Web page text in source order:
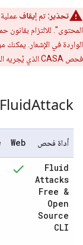
تحذير: تم إيقاف
الواردة في الإشعار.
فحص CASA الذي يُجريه المختبر.
FluidAttack
أداة فحص Web
Fluid
Attacks
Free &
Open
Source
CLI